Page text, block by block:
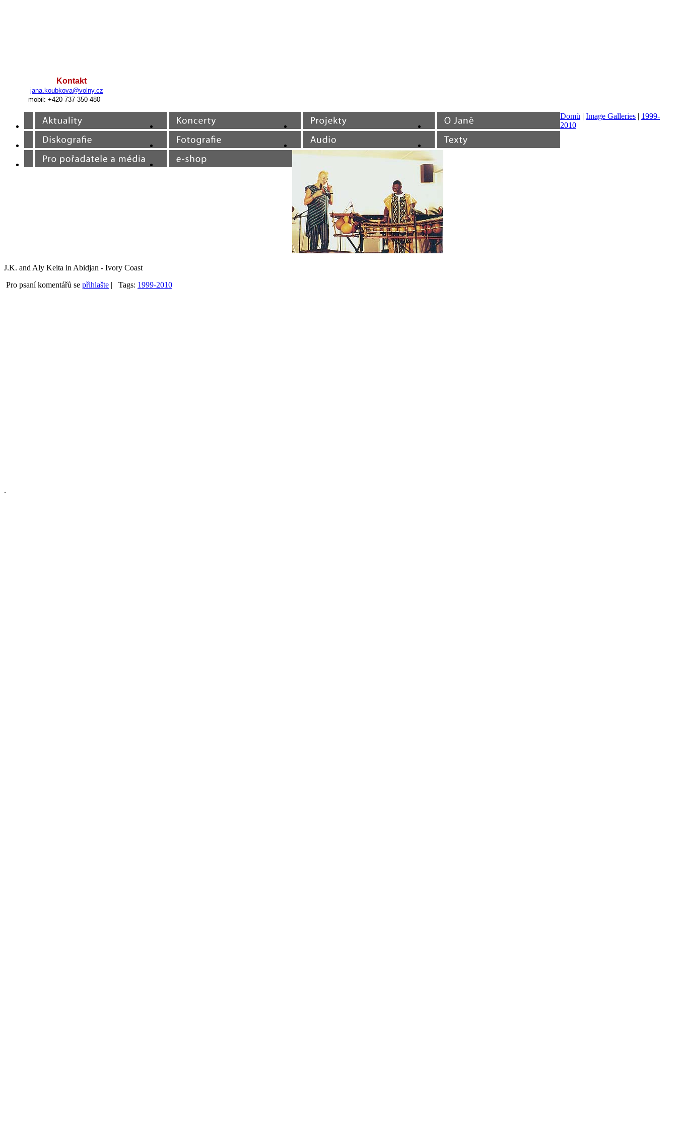
Kontakt
jana.koubkova@volny.cz
mobil: +420 737 350 480
Domů | Image Galleries | 1999-
2010
J.K. and Aly Keita in Abidjan - Ivory Coast
Pro psaní komentářů se přihlašte | Tags: 1999-2010
.